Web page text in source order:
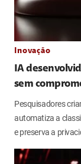
Inovação
IA
sem
Pesquisadores
automatiza a
e preserva a